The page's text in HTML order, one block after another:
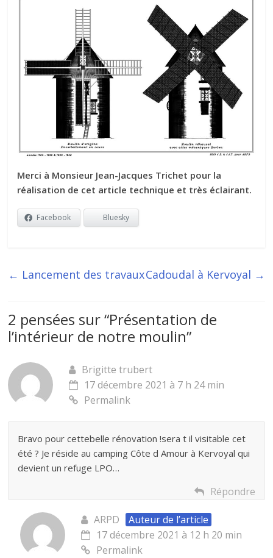
Merci à Monsieur Jean-Jacques Trichet pour la
réalisation de cet article technique et très éclairant.
Facebook Bluesky
← Lancement des travauxCadoudal à Kervoyal →
2 pensées sur “Présentation de
l’intérieur de notre moulin”
Brigitte trubert
17 décembre 2021 à 7 h 24 min
Permalink
Bravo pour cettebelle rénovation !sera t il visitable cet
été ? Je réside au camping Côte d Amour à Kervoyal qui
devient un refuge LPO…
Répondre
ARPD
Auteur de l’article
17 décembre 2021 à 12 h 20 min
Permalink